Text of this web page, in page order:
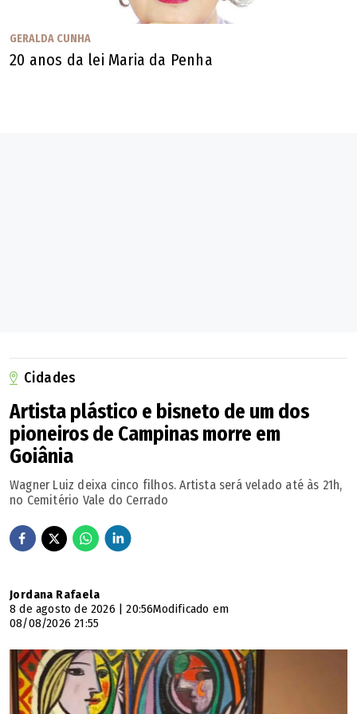
GERALDA CUNHA
20 anos da lei Maria da Penha
Cidades
Artista plástico e bisneto de um dos
pioneiros de Campinas morre em
Goiânia
Wagner Luiz deixa cinco filhos. Artista será velado até às 21h,
no Cemitério Vale do Cerrado
Jordana Rafaela
8 de agosto de 2026 | 20:56Modificado em
08/08/2026 21:55